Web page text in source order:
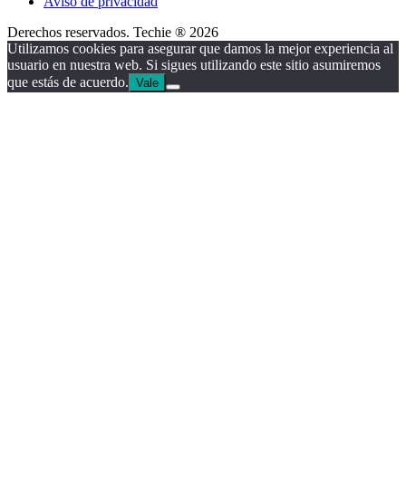
Derechos reservados. Techie ® 2026
Utilizamos cookies para asegurar que damos la mejor experiencia al
usuario en nuestra web. Si sigues utilizando este sitio asumiremos
que estás de acuerdo. Vale